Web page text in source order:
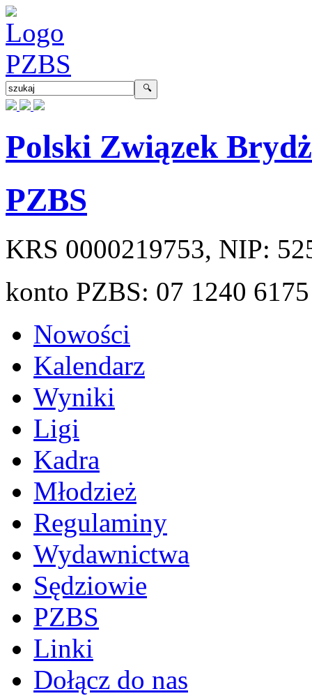
Polski Związek
PZBS
KRS 0000219753, NIP:
konto PZBS: 07 1240
Nowości
Kalendarz
Wyniki
Ligi
Kadra
Młodzież
Regulaminy
Wydawnictwa
Sędziowie
PZBS
Linki
Dołącz do nas